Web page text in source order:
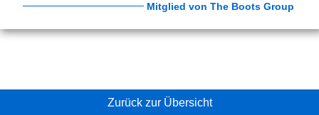
Zurück zur Übersicht